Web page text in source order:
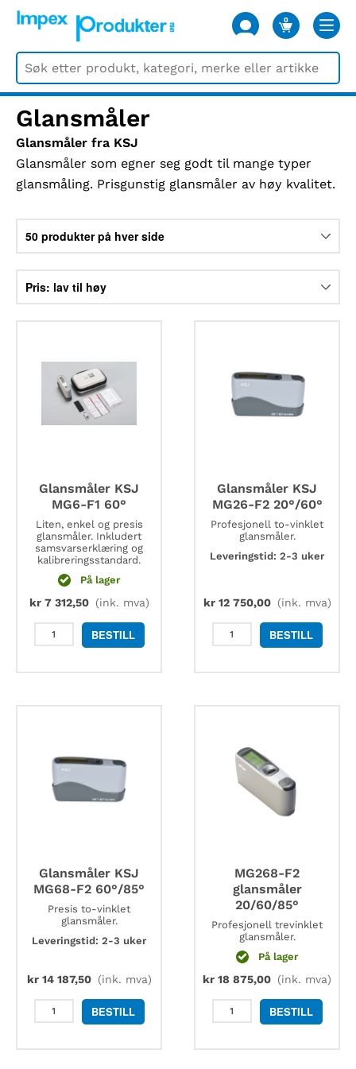
0
VARER
Glansmåler
Glansmåler fra KSJ
Glansmåler som egner seg godt til mange typer
glansmåling. Prisgunstig glansmåler av høy kvalitet.
Glansmåler KSJ
MG6-F1 60°
Liten, enkel og presis
glansmåler. Inkludert
samsvarserklæring og
kalibreringsstandard.
På lager
kr7 312,50 (ink. mva)
Glansmåler
KSJ
BESTILL
Glansmåler KSJ
MG26-F2 20°/60°
Profesjonell to-vinklet
glansmåler.
Leveringstid: 2-3 uker
kr12 750,00 (ink. mva)
Glansmåler
KSJ
BESTILL
Glansmåler KSJ
MG68-F2 60°/85°
Presis to-vinklet
glansmåler.
Leveringstid: 2-3 uker
kr14 187,50 (ink. mva)
Glansmåler
KSJ
BESTILL
MG268-F2
glansmåler
20/60/85°
Profesjonell trevinklet
glansmåler.
På lager
kr 18 875,00 (ink. mva)
MG268-
F2
BESTILL